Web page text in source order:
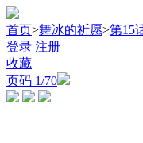
首页>舞冰的祈愿>第15
登录 注册
收藏
页码 1/70